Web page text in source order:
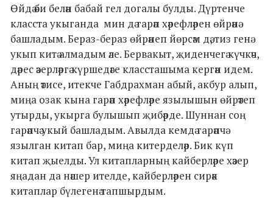
Өйдә әби белән бабай гел догалы булды. Дүртенче
класста укыганда мин дә гарәп хәрефләрен өйрәнә
башладым. Бераз-бераз өйрәнеп йөрсәм дә, тиз генә
укып китә алмадым әле. Бервакыт, җиденчегә күчкәч,
дәрес әзерләргә күршедәге классташыма кергән идем.
Аның әтисе, итекче Габдрахман абый, акбур алып,
миңа озак кына гарәп хәрефләре язылышын өйрәтеп
утырды, укырга булышып җибәрде. Шуннан соң
гарәпчә укый башладым. Авылда кемдә гарәпчә
язылган китап бар, миңа китерделәр. Бик күп
китап җыелды. Ул китапларның кайберләре хәзер
яңадан да нәшер ителде, кайберләрен сирәк
китаплар бүлегенә тапшырдым.